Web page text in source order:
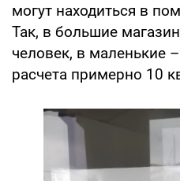
могут находиться в
Так, в большие
человек, в маленькие
расчета примерно 10